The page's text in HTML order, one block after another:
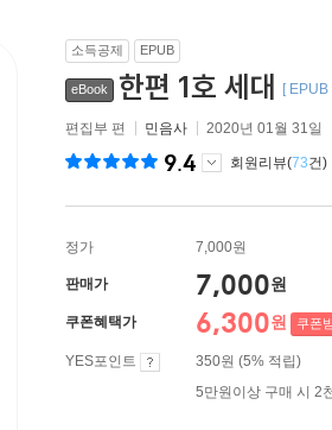
소득공제 EPUB
eBook 한편 1호 세대 [ EPUB
편집부 편 민음사 2020년 01월 31일
9.4 회원리뷰(73건)
정가 7,000원
판매가 7,000원
쿠폰혜택가 6,300원 쿠폰
YES포인트
350원 (5% 적립)
5만원이상 구매 시 2